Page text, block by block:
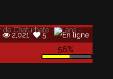
2,021 5
56%